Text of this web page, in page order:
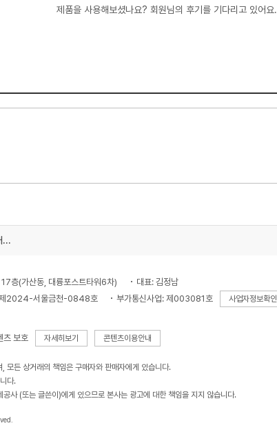
제품을 사용해보셨나요? 회원님의 후기를 기다리고 있어요.
08/03(월) 다나와 개인정보처리방침 개정 안내
층(가산동, 대륭포스트타워6차)
대표: 김정남
제2024-서울금천-0848호 부가통신사업: 제003081호 사업자정보확인
츠 보호 자세히보기 콘텐츠이용안내
모든 상거래의 책임은 구매자와 판매자에게 있습니다.
다.
사 (또는 글쓴이)에게 있으므로 본사는 광고에 대한 책임을 지지 않습니다.